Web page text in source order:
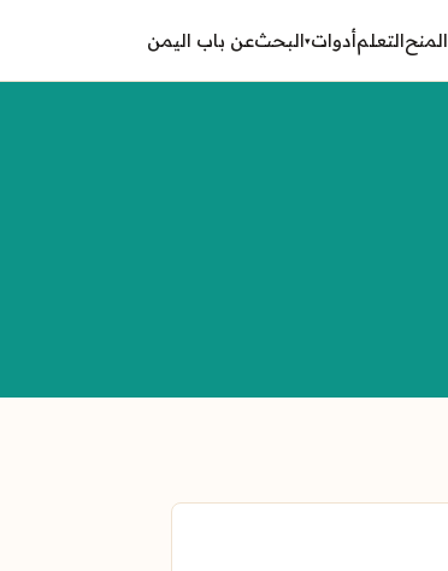
المنحالتعلمأدوات▾البحثعن باب اليمن